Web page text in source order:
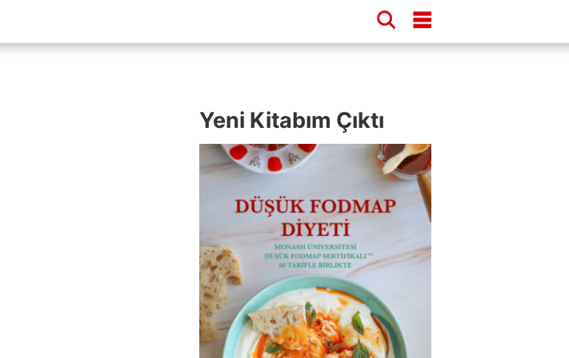
Yeni Kitabım Çıktı